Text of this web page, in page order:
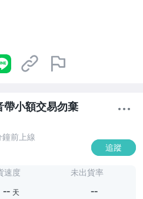
帶小額交易勿棄
鐘前上線
追蹤
速度
-- 天
未出貨率
--